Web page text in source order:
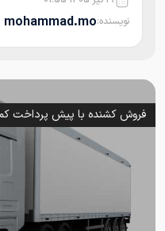
نویسنده:mohammad.mo